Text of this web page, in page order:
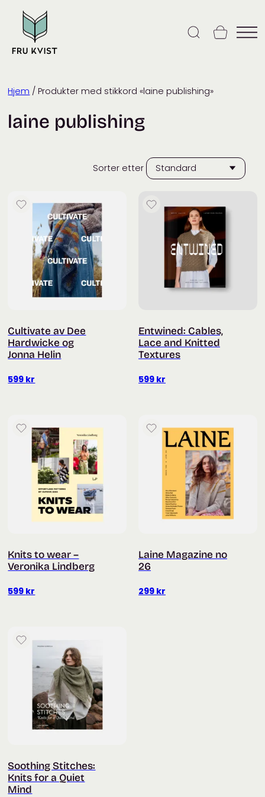
content
Hjem / Produkter med stikkord «laine publishing»
laine publishing
Sorter etter
Cultivate av Dee
Hardwicke og
Jonna Helin
599 kr
Entwined: Cables,
Lace and Knitted
Textures
599 kr
Knits to wear –
Veronika Lindberg
599 kr
Laine Magazine no
26
299 kr
Soothing Stitches:
Knits for a Quiet
Mind